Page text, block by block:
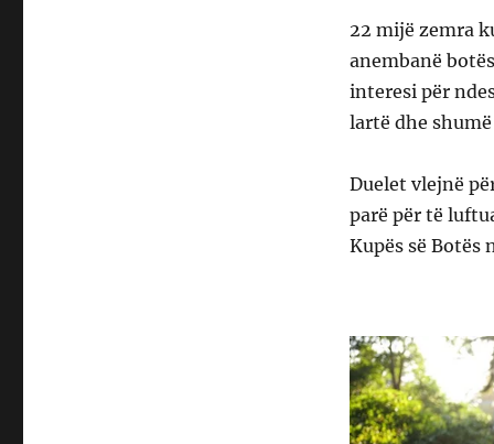
22 mijë zemra
anembanë
interesi për
lartë dhe
Duelet vlejnë
parë për të
Kupës së Botës